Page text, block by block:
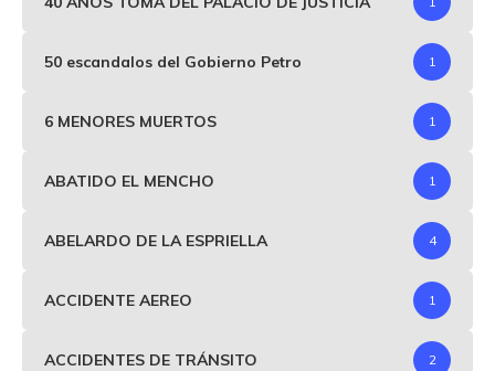
50 escandalos del Gobierno Petro 1
6 MENORES MUERTOS 1
ABATIDO EL MENCHO 1
ABELARDO DE LA ESPRIELLA 4
ACCIDENTE AEREO 1
ACCIDENTES DE TRÁNSITO 2